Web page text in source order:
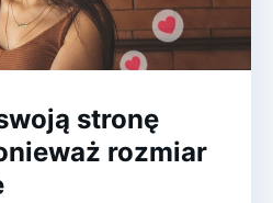
stronę
rozmiar